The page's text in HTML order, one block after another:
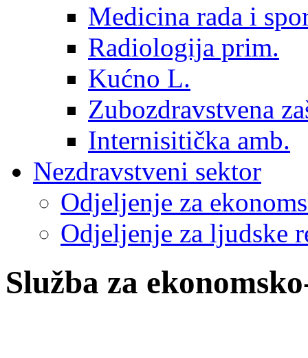
Medicina rada i
Radiologija prim.
Kućno L.
Zubozdravstvena
Internisitička amb.
Nezdravstveni sektor
Odjeljenje za
Odjeljenje za ljudske
Služba za